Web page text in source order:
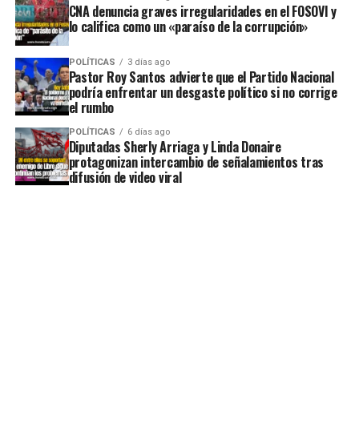
CNA denuncia graves irregularidades en el FOSOVI y
lo califica como un «paraíso de la corrupción»
POLÍTICAS 3 días ago
Pastor Roy Santos advierte que el Partido Nacional
podría enfrentar un desgaste político si no corrige
el rumbo
POLÍTICAS 6 días ago
Diputadas Sherly Arriaga y Linda Donaire
protagonizan intercambio de señalamientos tras
difusión de video viral